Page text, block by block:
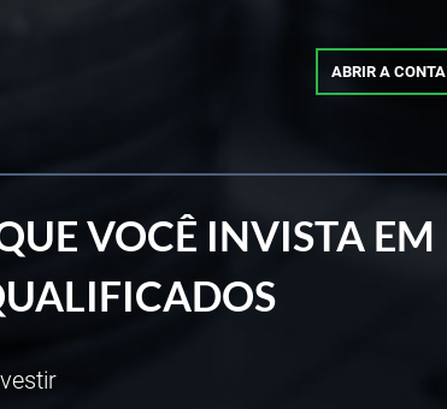
ABRIR A CONTA
VOCÊ INVISTA EM